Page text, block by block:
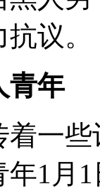
议。
青年
一
年1月